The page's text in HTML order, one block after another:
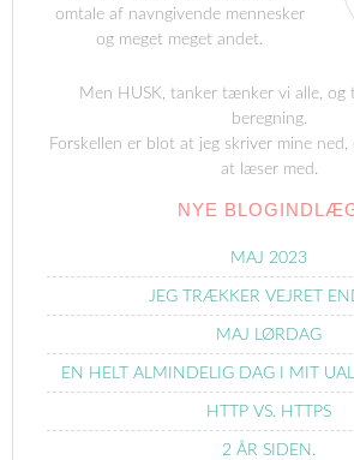
omtale af navngivende mennesker
og meget meget andet.
Men HUSK, tanker tænker vi alle, og
beregning.
Forskellen er blot at jeg skriver mine
at læser med.
NYE
MAJ 2023
JEG TRÆKKER VEJRET
MAJ LØRDAG
EN HELT ALMINDELIG DAG I MIT
HTTP VS. HTTPS
2 ÅR SIDEN.